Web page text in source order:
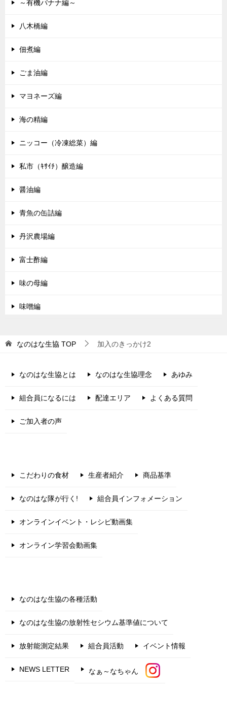
～有機バナナ編～
八木橋編
佃煮編
ごま油編
マヨネーズ編
海の精編
ニッコー（冷凍総菜）編
私市（ｷｻｲﾁ）醸造編
醤油編
青魚の缶詰編
丹沢農場編
富士酢編
味の母編
味噌編
なのはな生協 TOP 加入のきっかけ2
なのはな生協とは なのはな生協理念 あゆみ
組合員になるには 配達エリア よくある質問
ご加入者の声
こだわりの食材 生産者紹介 商品基準
なのはな隊が行く! 組合員インフォメーション
オンラインイベント・レシピ動画集
オンライン学習会動画集
なのはな生協の各種活動
なのはな生協の放射性セシウム基準値について
放射能測定結果 組合員活動 イベント情報
NEWS LETTER なぁ～なちゃん